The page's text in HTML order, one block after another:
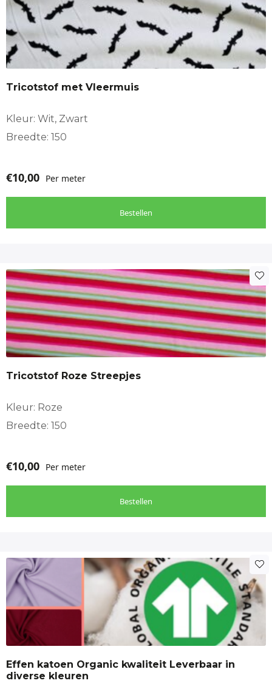
Tricotstof met Vleermuis
Kleur: Wit, Zwart
Breedte: 150
€10,00 Per meter
Bestellen
Tricotstof Roze Streepjes
Kleur: Roze
Breedte: 150
€10,00 Per meter
Bestellen
Effen katoen Organic kwaliteit Leverbaar in
diverse kleuren
Dit
product
heeft
meerdere
variaties.
Deze
kan
gekozen